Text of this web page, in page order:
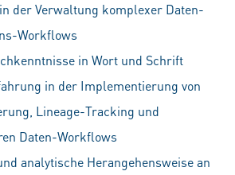
der Verwaltung komplexer Daten-
Workflows
in Wort und Schrift
in der Implementierung von
Lineage-Tracking und
Daten-Workflows
analytische Herangehensweise an